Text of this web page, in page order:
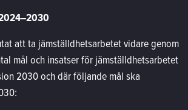
att ta jämställdhetsarbetet vidare genom
mål och insatser för jämställdhetsarbetet
2030 och där följande mål ska